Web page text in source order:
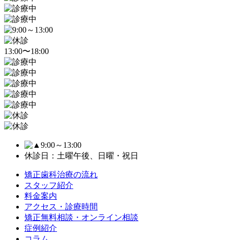
13:00〜18:00
9:00～13:00
休診日：土曜午後、日曜・祝日
矯正歯科治療の流れ
スタッフ紹介
料金案内
アクセス・診療時間
矯正無料相談・オンライン相談
症例紹介